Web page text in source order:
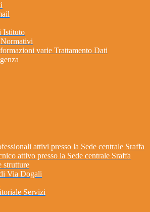
Istituto
varie Trattamento Dati
attivi presso la Sede centrale Sraffa
attivo presso la Sede centrale Sraffa
strutture
Via Dogali
Servizi